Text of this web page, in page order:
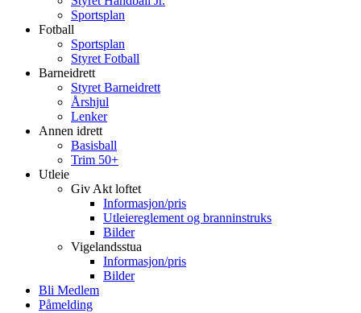
Sportsplan
Fotball
Sportsplan
Styret Fotball
Barneidrett
Styret Barneidrett
Årshjul
Lenker
Annen idrett
Basisball
Trim 50+
Utleie
Giv Akt loftet
Informasjon/pris
Utleiereglement og branninstruks
Bilder
Vigelandsstua
Informasjon/pris
Bilder
Bli Medlem
Påmelding